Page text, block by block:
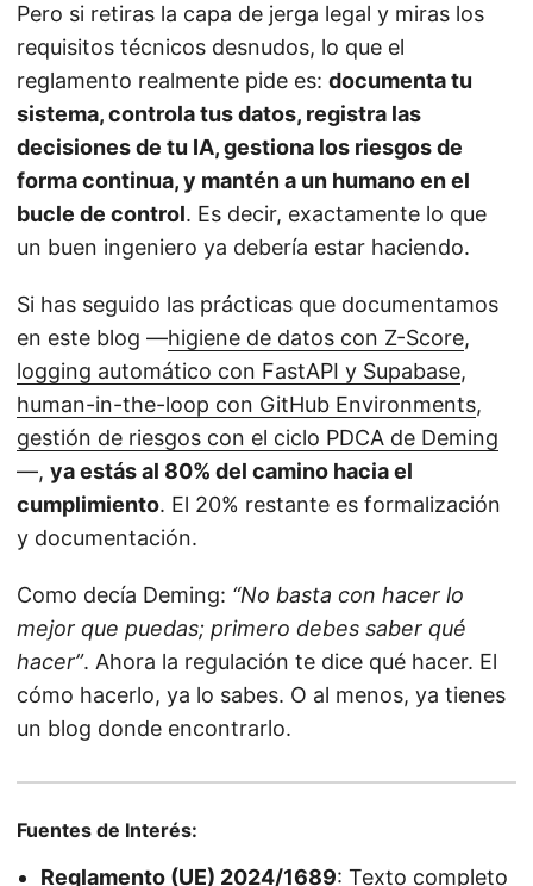
Pero si retiras la capa de jerga legal y miras los
requisitos técnicos desnudos, lo que el
reglamento realmente pide es: documenta tu
sistema, controla tus datos, registra las
decisiones de tu IA, gestiona los riesgos de
forma continua, y mantén a un humano en el
bucle de control. Es decir, exactamente lo que
un buen ingeniero ya debería estar haciendo.
Si has seguido las prácticas que documentamos
en este blog —higiene de datos con Z-Score,
logging automático con FastAPI y Supabase,
human-in-the-loop con GitHub Environments,
gestión de riesgos con el ciclo PDCA de Deming
—, ya estás al 80% del camino hacia el
cumplimiento. El 20% restante es formalización
y documentación.
Como decía Deming: “No basta con hacer lo
mejor que puedas; primero debes saber qué
hacer”. Ahora la regulación te dice qué hacer. El
cómo hacerlo, ya lo sabes. O al menos, ya tienes
un blog donde encontrarlo.
Fuentes de Interés:
Reglamento (UE) 2024/1689: Texto completo